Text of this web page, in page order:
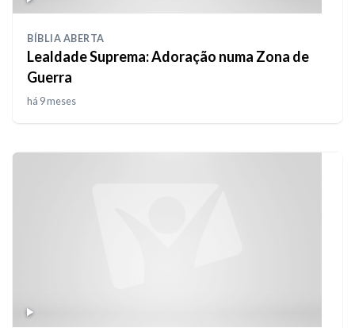
BÍBLIA ABERTA
Lealdade Suprema: Adoração numa Zona de
Guerra
há 9 meses